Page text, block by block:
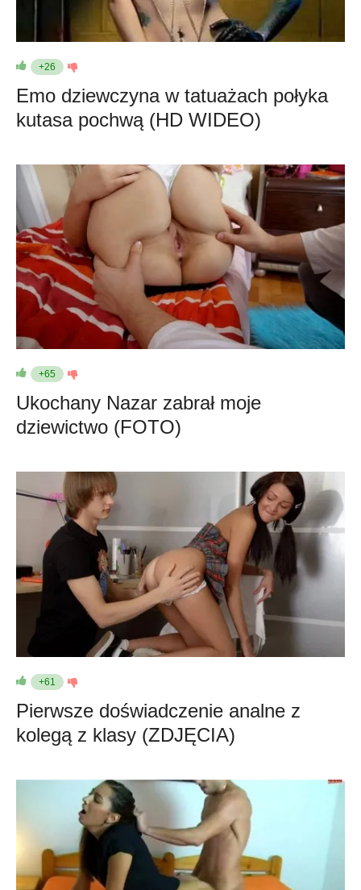
+26
Emo dziewczyna w tatuażach połyka
kutasa pochwą (HD WIDEO)
+65
Ukochany Nazar zabrał moje
dziewictwo (FOTO)
+61
Pierwsze doświadczenie analne z
kolegą z klasy (ZDJĘCIA)